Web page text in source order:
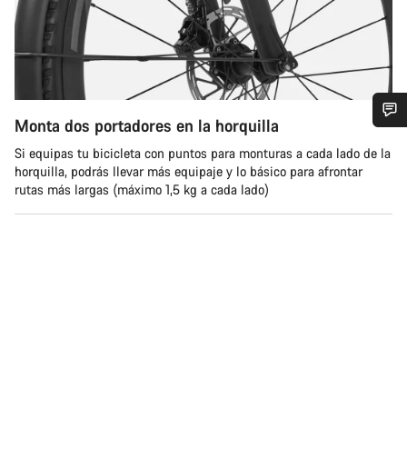
Monta dos portadores en la horquilla
Si equipas tu bicicleta con puntos para monturas a cada lado de la
horquilla, podrás llevar más equipaje y lo básico para afrontar
rutas más largas (máximo 1,5 kg a cada lado)
¿Necesitas ayuda?
Nuestros expertos estarán encantados de responder a tus
preguntas.